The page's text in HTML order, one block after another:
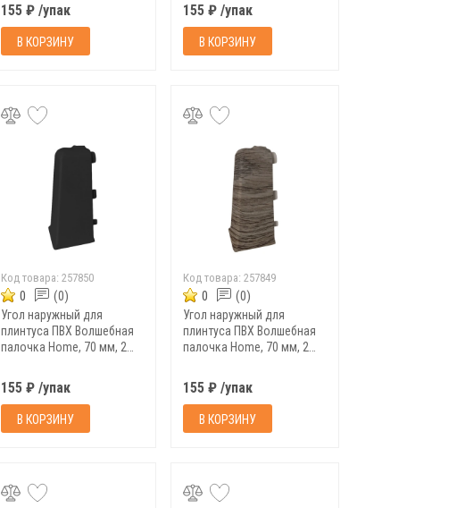
155 ₽ /упак
В КОРЗИНУ
155 ₽ /упак
В КОРЗИНУ
Код товара: 257850
0 (0)
Угол наружный для
плинтуса ПВХ Волшебная
палочка Home, 70 мм, 2
155 ₽ /упак
В КОРЗИНУ
Код товара:257849
0 (0)
Угол наружный для
плинтуса ПВХ Волшебная
палочка Home, 70 мм, 2
155 ₽ /упак
В КОРЗИНУ